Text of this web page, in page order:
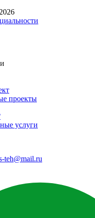
проекты
услуги
teh@mail.ru